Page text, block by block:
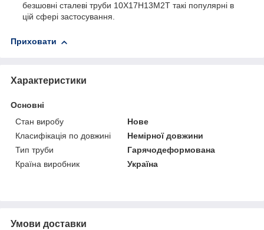
безшовні сталеві труби 10Х17Н13М2Т такі популярні в
цій сфері застосування.
Приховати
Характеристики
Основні
Стан виробу
Нове
Класифікація по довжині
Немірної довжини
Тип труби
Гарячодеформована
Країна виробник
Україна
Умови доставки